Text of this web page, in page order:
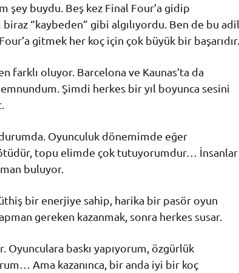
şey buydu. Beş kez Final Four’a gidip
biraz “kaybeden” gibi algılıyordu. Ben de bu adil
gitmek her koç için çok büyük bir başarıdır.
farklı oluyor. Barcelona ve Kaunas’ta da
Şimdi herkes bir yıl boyunca sesini
durumda. Oyunculuk dönemimde eğer
topu elimde çok tutuyorumdur… İnsanlar
buluyor.
bir enerjiye sahip, harika bir pasör oyun
gereken kazanmak, sonra herkes susar.
Oyunculara baskı yapıyorum, özgürlük
Ama kazanınca, bir anda iyi bir koç